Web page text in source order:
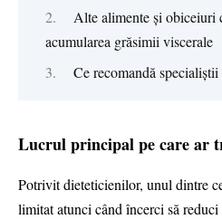
Alte alimente și obiceiuri
acumularea grăsimii viscerale
Ce recomandă
Lucrul principal pe care ar
Potrivit dieteticienilor, unul dintre
limitat atunci când încerci să reduci